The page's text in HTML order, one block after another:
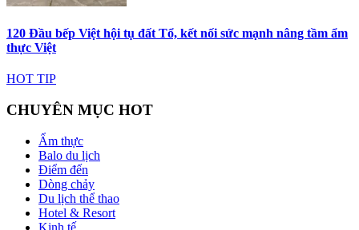
120 Đầu bếp Việt hội tụ đất Tổ, kết nối sức mạnh nâng tầm ẩm
thực Việt
HOT TIP
CHUYÊN MỤC HOT
Ẩm thực
Balo du lịch
Điểm đến
Dòng chảy
Du lịch thể thao
Hotel & Resort
Kinh tế